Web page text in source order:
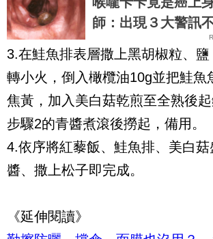
師：出現３大警訊
3.在鮭魚排表層撒上黑胡椒粒、
轉小火，倒入橄欖油10g並把鮭魚
焦黃，加入美白菇乾煎至全熟後
步驟2的青醬煮滾後撈起，備用。
4.依序將紅藜飯、鮭魚排、美白
醬、撒上松子即完成。
《延伸閱讀》